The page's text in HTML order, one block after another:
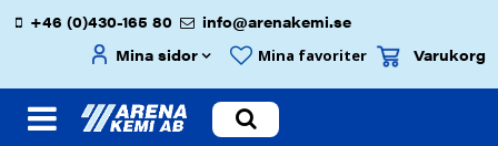
+46 (0)430-165 80
info@arenakemi.se
Mina sidor
Mina favoriter Varukorg